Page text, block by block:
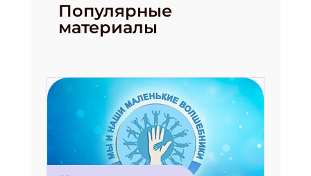
Популярные
материалы
Получи электронный "Классный журнал" в
подарок!
Укажите Ваш Email
ПОДПИСАТЬСЯ